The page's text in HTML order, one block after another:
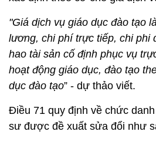
"Giá dịch vụ giáo dục đào tạo
lương, chi phí trực tiếp, chi phi
hao tài sản cố định phục vụ
hoạt động giáo dục, đào tạo
dục đào tạo” - dự thảo viết.
Điều 71 quy định về chức
sư được đề xuất sửa đổi như